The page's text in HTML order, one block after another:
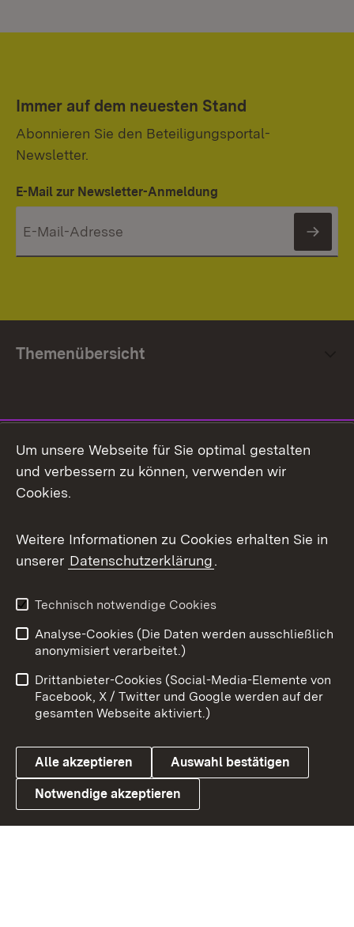
Immer auf dem neuesten Stand
Abonnieren Sie den Beteiligungsportal-
Newsletter.
E-Mail zur Newsletter-Anmeldung
Themenübersicht
Facebook
X / Twitter
Youtube
Link zum Landesportal
Impressum
Kontakt
Barrierefreiheit
Datenschutz
Cookies
Um unsere Webseite für Sie optimal gestalten
und verbessern zu können, verwenden wir
Cookies.
Weitere Informationen zu Cookies erhalten Sie in
unserer Datenschutzerklärung.
Technisch notwendige Cookies
Analyse-Cookies (Die Daten werden ausschließlich
anonymisiert verarbeitet.)
Drittanbieter-Cookies (Social-Media-Elemente von
Facebook, X / Twitter und Google werden auf der
gesamten Webseite aktiviert.)
Alle akzeptieren Auswahl bestätigen
Notwendige akzeptieren